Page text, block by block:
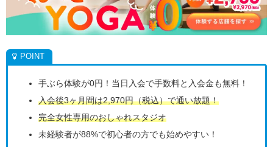
手ぶら体験が0円！当日入会で手数料と入会金も無料！
入会後3ヶ月間は2,970円（税込）で通い放題！
完全女性専用のおしゃれスタジオ
未経験者が88%で初心者の方でも始めやすい！